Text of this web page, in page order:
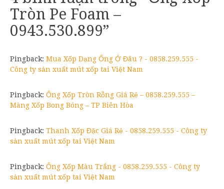
Tròn Pe Foam –
0943.530.899”
Pingback: Mua Xốp Dạng Ống Ở Đâu ? - 0858.259.555 -
Công ty sản xuất mút xốp tai Việt Nam
Pingback: Ống Xốp Tròn Rỗng Giá Rẻ – 0858.259.555 –
Màng Xốp Bong Bóng – TP Biên Hòa
Pingback: Thanh Xốp Đặc Giá Rẻ - 0858.259.555 - Công ty
sản xuất mút xốp tai Việt Nam
Pingback: Ống Xốp Màu Trắng - 0858.259.555 - Công ty
sản xuất mút xốp tai Việt Nam